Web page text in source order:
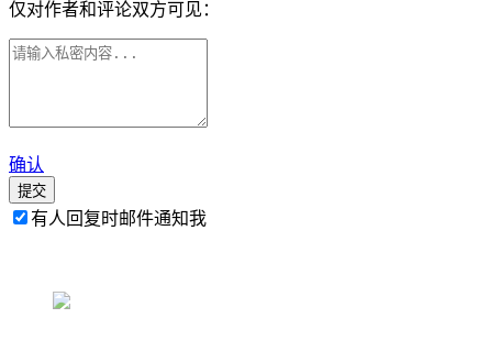
仅对作者和评论双方可见：
确认
提交
有人回复时邮件通知我